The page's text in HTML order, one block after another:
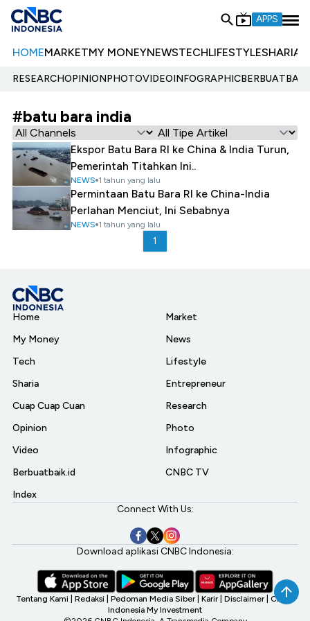
APPS
HOMEMARKETMY MONEYNEWSTECHLIFESTYLESHARIA
RESEARCHOPINIONPHOTOVIDEOINFOGRAPHIC
#batu bara india
Ekspor Batu Bara RI ke China & India Turun,
Pemerintah Titahkan Ini..
NEWS 1 tahun yang lalu
Permintaan Batu Bara RI ke China-India
Perlahan Menciut, Ini Sebabnya
NEWS 1 tahun yang lalu
1
Home
My Money
Tech
Sharia
Cuap Cuap Cuan
Opinion
Video
Berbuatbaik.id
Index
Market
News
Lifestyle
Entrepreneur
Research
Photo
Infographic
CNBC TV
Connect With Us:
Download aplikasi CNBC Indonesia:
Tentang Kami Redaksi Pedoman Media Siber Karir Disclaimer CNBC
Indonesia My Investment